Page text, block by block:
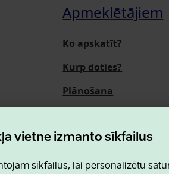
vietne izmanto sīkfailus
sīkfailus, lai personalizētu
Apmeklētājiem
Ko apskatīt?
Kurp doties?
Plānošana
Par mums